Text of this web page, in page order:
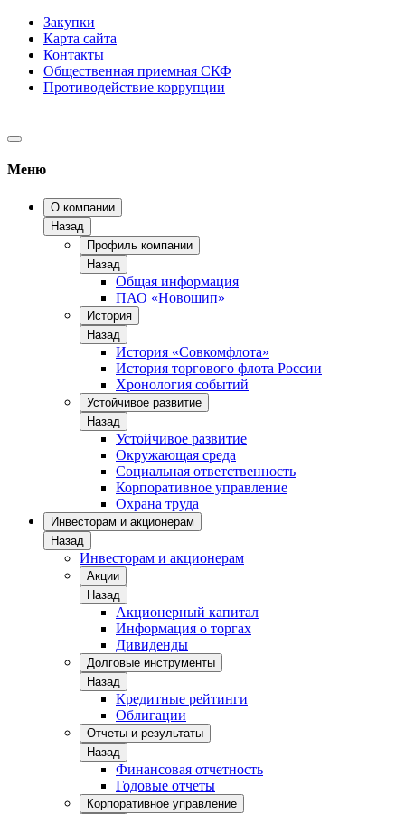
Закупки
Карта сайта
Контакты
Общественная приемная СКФ
Противодействие коррупции
Меню
О компании
Назад
Профиль компании
Назад
Общая информация
ПАО «Новошип»
История
Назад
История «Совкомфлота»
История торгового флота России
Хронология событий
Устойчивое развитие
Назад
Устойчивое развитие
Окружающая среда
Социальная ответственность
Корпоративное управление
Охрана труда
Инвесторам и акционерам
Назад
Инвесторам и акционерам
Акции
Назад
Акционерный капитал
Информация о торгах
Дивиденды
Долговые инструменты
Назад
Кредитные рейтинги
Облигации
Отчеты и результаты
Назад
Финансовая отчетность
Годовые отчеты
Корпоративное управление